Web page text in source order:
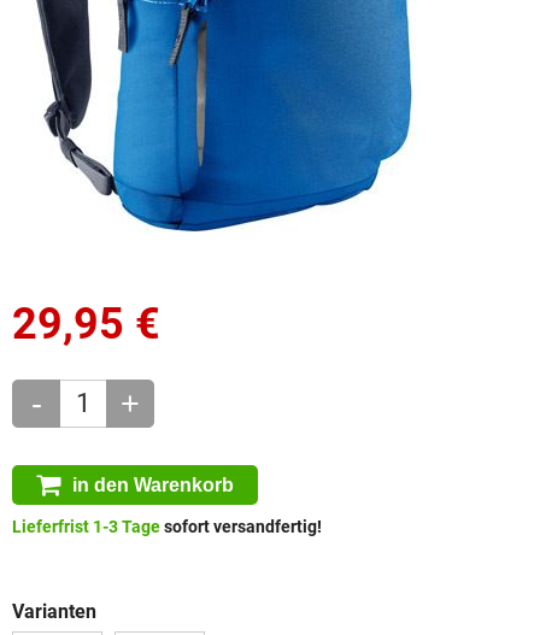
29,95 €
- +
in den Warenkorb
Lieferfrist 1-3 Tagesofort versandfertig!
Varianten